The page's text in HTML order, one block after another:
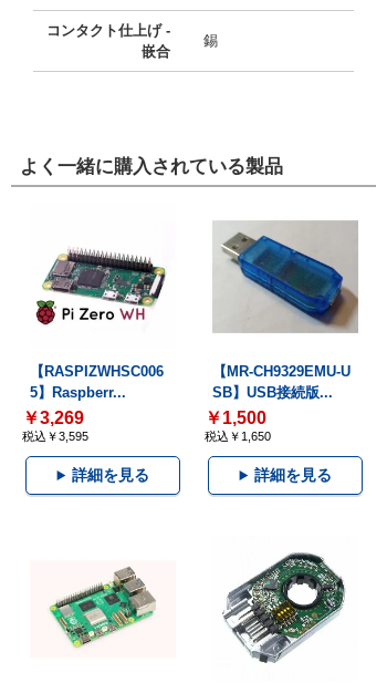
コンタクト仕上げ -
嵌合
錫
よく一緒に購入されている製品
【RASPIZWHSC006
5】Raspberr...
￥3,269
税込￥3,595
詳細を見る
【MR-CH9329EMU-U
SB】USB接続版...
￥1,500
税込￥1,650
詳細を見る